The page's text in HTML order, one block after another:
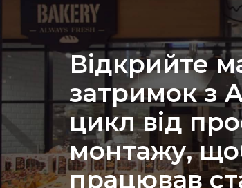
Відкрийте
затримок з
цикл від
монтажу,
працював